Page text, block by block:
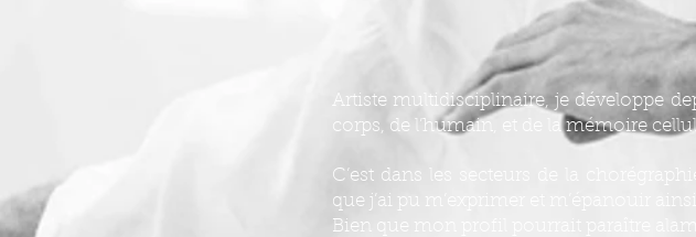
Artiste multidisciplinaire, je développe
corps, de l’humain, et de la mémoire
C’est dans les secteurs de la
que j’ai pu m’exprimer et m’épanouir
Bien que mon profil pourrait paraître